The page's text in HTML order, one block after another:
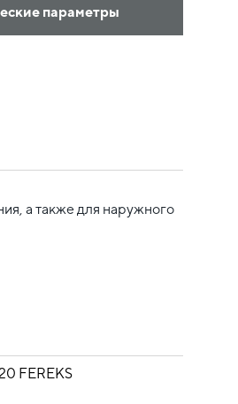
параметры
а также для наружного